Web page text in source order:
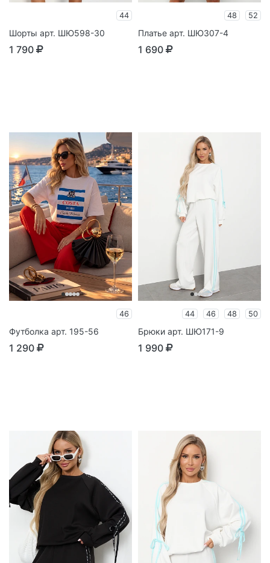
44
Шорты арт. ШЮ598-30
1 790
48 52
Платье арт. ШЮ307-4
1 690
46
Футболка арт. 195-56
1 290
44 46 48 50
Брюки арт. ШЮ171-9
1 990